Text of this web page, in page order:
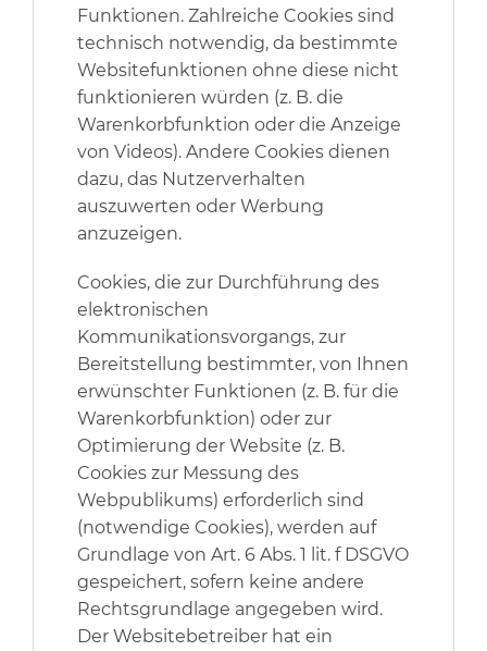
Funktionen. Zahlreiche Cookies sind
technisch notwendig, da bestimmte
Websitefunktionen ohne diese nicht
funktionieren würden (z. B. die
Warenkorbfunktion oder die Anzeige
von Videos). Andere Cookies dienen
dazu, das Nutzerverhalten
auszuwerten oder Werbung
anzuzeigen.
Cookies, die zur Durchführung des
elektronischen
Kommunikationsvorgangs, zur
Bereitstellung bestimmter, von Ihnen
erwünschter Funktionen (z. B. für die
Warenkorbfunktion) oder zur
Optimierung der Website (z. B.
Cookies zur Messung des
Webpublikums) erforderlich sind
(notwendige Cookies), werden auf
Grundlage von Art. 6 Abs. 1 lit. f DSGVO
gespeichert, sofern keine andere
Rechtsgrundlage angegeben wird.
Der Websitebetreiber hat ein